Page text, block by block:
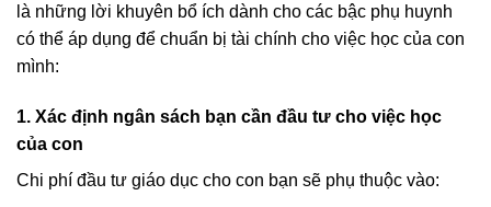
là những lời khuyên bổ ích dành cho các bậc phụ huynh
có thể áp dụng để chuẩn bị tài chính cho việc học của con
mình:
1. Xác định ngân sách bạn cần đầu tư cho việc học
của con
Chi phí đầu tư giáo dục cho con bạn sẽ phụ thuộc vào: